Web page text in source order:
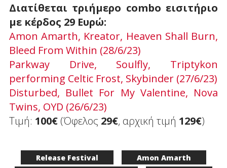
Διατίθεται τριήμερο combo εισιτήριο
με κέρδος 29 Ευρώ:
Amon Amarth, Kreator, Heaven Shall Burn,
Bleed From Within (28/6/23)
Parkway Drive, Soulfly, Triptykon
performing Celtic Frost, Skybinder (27/6/23)
Disturbed, Bullet For My Valentine, Nova
Twins, OYD (26/6/23)
Tιμή: 100€(Όφελος 29€, αρχική τιμή 129€)
Release Festival
Amon Amarth